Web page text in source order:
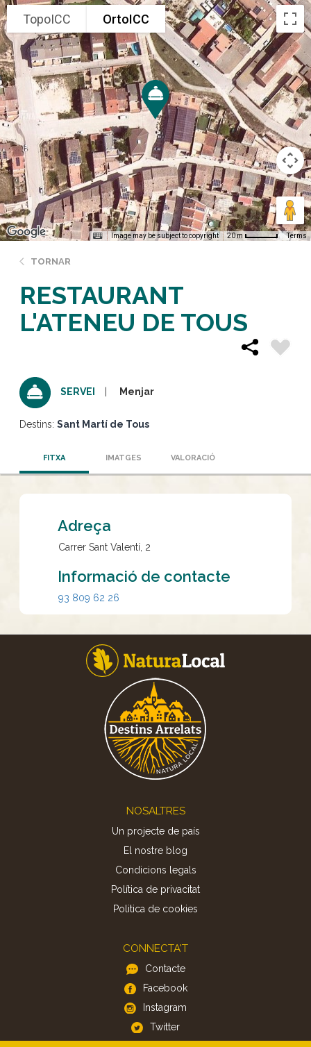
TopoICC OrtoICC
Image may be subject to copyright 20 m Terms
TORNAR
RESTAURANT
L'ATENEU DE TOUS
SERVEI Menjar
Destins: Sant Martí de Tous
FITXA IMATGES VALORACIÓ
Adreça
Carrer Sant Valentí, 2
Informació de contacte
93 809 62 26
NOSALTRES
Un projecte de país
El nostre blog
Condicions legals
Política de privacitat
Politica de cookies
CONNECTA'T
Contacte
Facebook
Instagram
Twitter